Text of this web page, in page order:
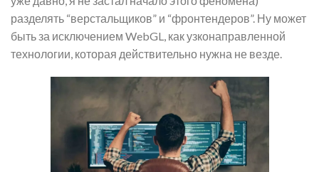
разделять “верстальщиков” и “фронтендеров”. Ну может
быть за исключением WebGL, как узконаправленной
технологии, которая действительно нужна не везде.